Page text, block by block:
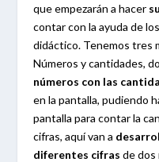
que empezarán a hacer
contar con la ayuda de
didáctico. Tenemos tres
Números y cantidades,
números con las
en la pantalla, pudiendo
pantalla para contar la
cifras, aquí van a
diferentes cifras de dos